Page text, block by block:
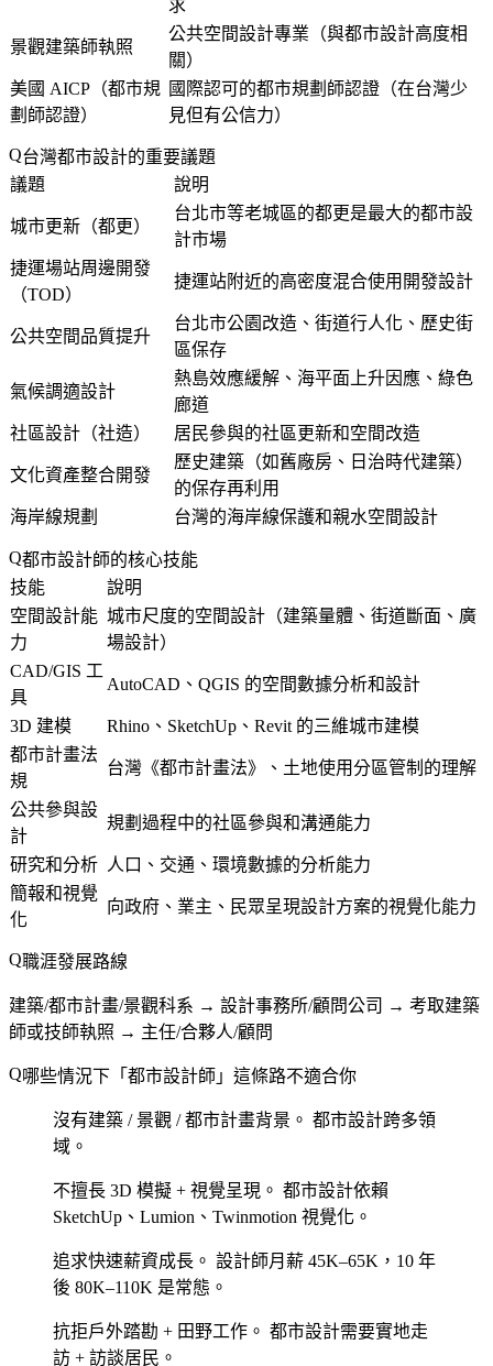
求
景觀建築師執照
公共空間設計專業（與都市設計高度相
關）
美國 AICP（都市規
劃師認證）
國際認可的都市規劃師認證（在台灣少
見但有公信力）
台灣都市設計的重要議題
議題
說明
城市更新（都更）
台北市等老城區的都更是最大的都市設
計市場
捷運場站周邊開發
（TOD）
捷運站附近的高密度混合使用開發設計
公共空間品質提升
台北市公園改造、街道行人化、歷史街
區保存
氣候調適設計
熱島效應緩解、海平面上升因應、綠色
廊道
社區設計（社造）
居民參與的社區更新和空間改造
文化資產整合開發
歷史建築（如舊廠房、日治時代建築）
的保存再利用
海岸線規劃
台灣的海岸線保護和親水空間設計
都市設計師的核心技能
技能
說明
空間設計能
力
城市尺度的空間設計（建築量體、街道斷面、廣
場設計）
CAD/GIS 工
具
AutoCAD、QGIS 的空間數據分析和設計
3D 建模
Rhino、SketchUp、Revit 的三維城市建模
都市計畫法
規
台灣《都市計畫法》、土地使用分區管制的理解
公共參與設
計
規劃過程中的社區參與和溝通能力
研究和分析 人口、交通、環境數據的分析能力
簡報和視覺
化
向政府、業主、民眾呈現設計方案的視覺化能力
職涯發展路線
建築/都市計畫/景觀科系 → 設計事務所/顧問公司 → 考取建築
師或技師執照 → 主任/合夥人/顧問
哪些情況下「都市設計師」這條路不適合你
沒有建築 / 景觀 / 都市計畫背景。 都市設計跨多領
域。
不擅長 3D 模擬 + 視覺呈現。 都市設計依賴
SketchUp、Lumion、Twinmotion 視覺化。
追求快速薪資成長。 設計師月薪 45K–65K，10 年
後 80K–110K 是常態。
抗拒戶外踏勘 + 田野工作。 都市設計需要實地走
訪 + 訪談居民。